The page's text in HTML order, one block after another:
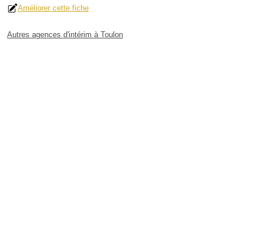
Améliorer cette fiche
Autres agences d'intérim à Toulon